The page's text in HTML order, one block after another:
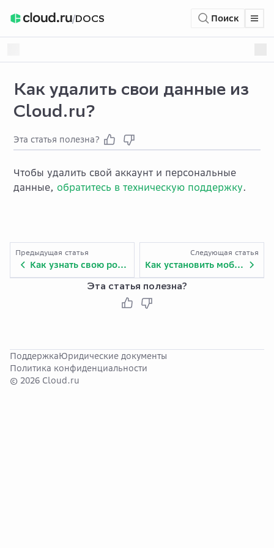
/DOCS Поиск
Как удалить свои данные из
Cloud.ru?
Эта статья полезна?
Чтобы удалить свой аккаунт и персональные
данные, обратитесь в техническую поддержку.
Предыдущая статья
Как узнать свою роль в личном кабинете?
Следующая статья
Как установить мобильное приложение личного кабинета?
Эта статья полезна?
ПоддержкаЮридические документы
Политика конфиденциальности
© 2026 Cloud.ru